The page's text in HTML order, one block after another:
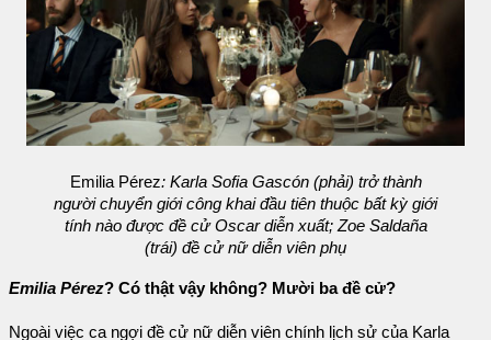
Emilia Pérez: Karla Sofia Gascón (phải) trở thành
người chuyển giới công khai đầu tiên thuộc bất kỳ giới
tính nào được đề cử Oscar diễn xuất; Zoe Saldaña
(trái) đề cử nữ diễn viên phụ
Emilia Pérez? Có thật vậy không? Mười ba đề cử?
Ngoài việc ca ngợi đề cử nữ diễn viên chính lịch sử của Karla